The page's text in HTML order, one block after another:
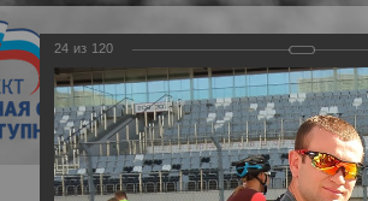
Версия для
24 из 120